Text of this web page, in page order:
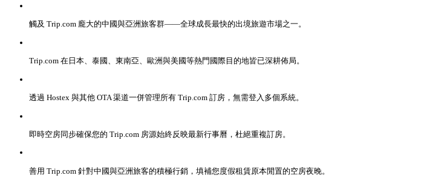
觸及 Trip.com 龐大的中國與亞洲旅客群——全球成長最快的出境旅遊市場之一。
Trip.com 在日本、泰國、東南亞、歐洲與美國等熱門國際目的地皆已深耕佈局。
透過 Hostex 與其他 OTA 渠道一併管理所有 Trip.com 訂房，無需登入多個系統。
即時空房同步確保您的 Trip.com 房源始終反映最新行事曆，杜絕重複訂房。
善用 Trip.com 針對中國與亞洲旅客的積極行銷，填補您度假租賃原本閒置的空房夜晚。